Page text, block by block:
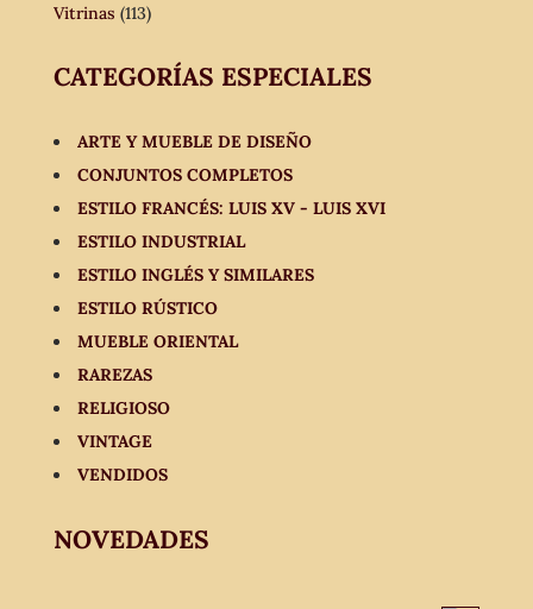
Vitrinas (113)
CATEGORÍAS ESPECIALES
ARTE Y MUEBLE DE DISEÑO
CONJUNTOS COMPLETOS
ESTILO FRANCÉS: LUIS XV - LUIS XVI
ESTILO INDUSTRIAL
ESTILO INGLÉS Y SIMILARES
ESTILO RÚSTICO
MUEBLE ORIENTAL
RAREZAS
RELIGIOSO
VINTAGE
VENDIDOS
NOVEDADES